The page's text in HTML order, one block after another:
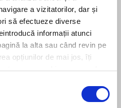
a vizitatorilor, dar și
să efectueze diverse
informații atunci
la alta sau când revin pe
opțiunilor de mai jos, îți
stocare a cookies pe care le-